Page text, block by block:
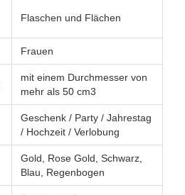
Flaschen und Flächen
Frauen
mit einem Durchmesser von
mehr als 50 cm3
Geschenk / Party / Jahrestag
/ Hochzeit / Verlobung
Gold, Rose Gold, Schwarz,
Blau, Regenbogen